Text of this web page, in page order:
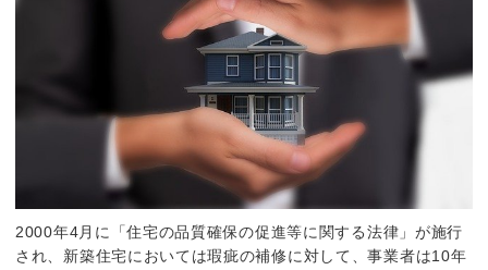
2000年4月に「住宅の品質確保の促進等に関する法律」が施行
され、新築住宅においては瑕疵の補修に対して、事業者は10年